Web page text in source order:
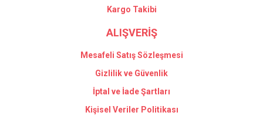
Kargo Takibi
ALIŞVERİŞ
Mesafeli Satış Sözleşmesi
Gizlilik ve Güvenlik
İptal ve İade Şartları
Kişisel Veriler Politikası